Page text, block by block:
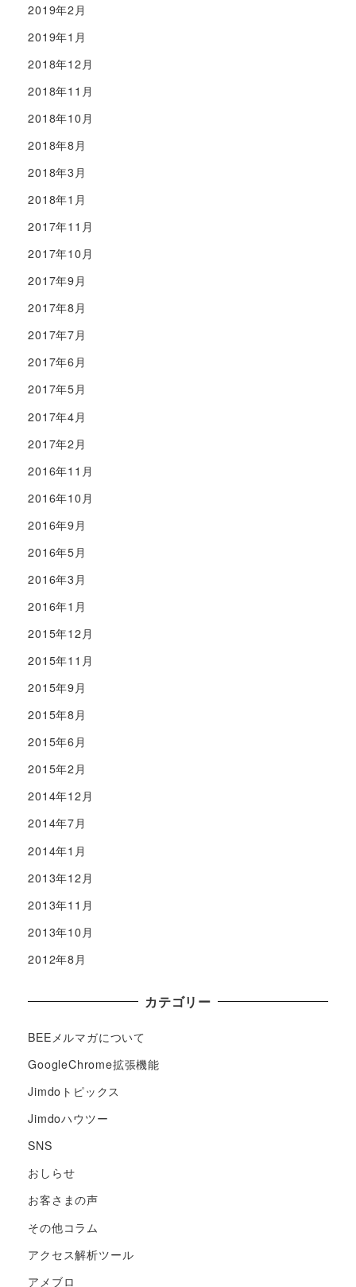
2019年2月
2019年1月
2018年12月
2018年11月
2018年10月
2018年8月
2018年3月
2018年1月
2017年11月
2017年10月
2017年9月
2017年8月
2017年7月
2017年6月
2017年5月
2017年4月
2017年2月
2016年11月
2016年10月
2016年9月
2016年5月
2016年3月
2016年1月
2015年12月
2015年11月
2015年9月
2015年8月
2015年6月
2015年2月
2014年12月
2014年7月
2014年1月
2013年12月
2013年11月
2013年10月
2012年8月
カテゴリー
BEEメルマガについて
GoogleChrome拡張機能
Jimdoトピックス
Jimdoハウツー
SNS
おしらせ
お客さまの声
その他コラム
アクセス解析ツール
アメブロ